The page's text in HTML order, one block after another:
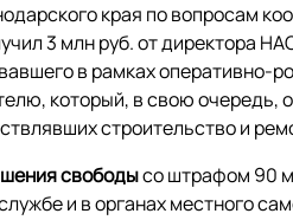
края по вопросам
3 млн руб. от директора
в рамках оперативно-
который, в свою очередь,
строительство и
свободысо штрафом 90
и в органах местного